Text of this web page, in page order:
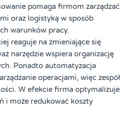
pomaga firmom zarządzać
oraz logistyką w sposób
warunków pracy.
reaguje na zmieniające się
narzędzie wspiera organizację
Ponadto automatyzacja
operacjami, więc zespół
W efekcie firma optymalizuje
i może redukować koszty